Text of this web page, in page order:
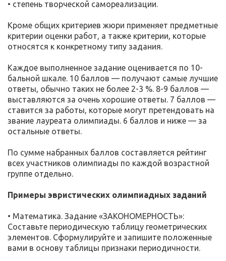
• степень творческой самореализации.
Кроме общих критериев жюри применяет предметные
критерии оценки работ, а также критерии, которые
относятся к конкретному типу задания.
Каждое выполненное задание оценивается по 10-
бальной шкале. 10 баллов — получают самые лучшие
ответы, обычно таких не более 2-3 %. 8-9 баллов —
выставляются за очень хорошие ответы. 7 баллов —
ставится за работы, которые могут претендовать на
звание лауреата олимпиады. 6 баллов и ниже — за
остальные ответы.
По сумме набранных баллов составляется рейтинг
всех участников олимпиады по каждой возрастной
группе отдельно.
Примеры эвристических олимпиадных заданий
• Математика. Задание «ЗАКОНОМЕРНОСТЬ»:
Составьте периодическую таблицу геометрических
элементов. Сформулируйте и запишите положенные
вами в основу таблицы признаки периодичности.